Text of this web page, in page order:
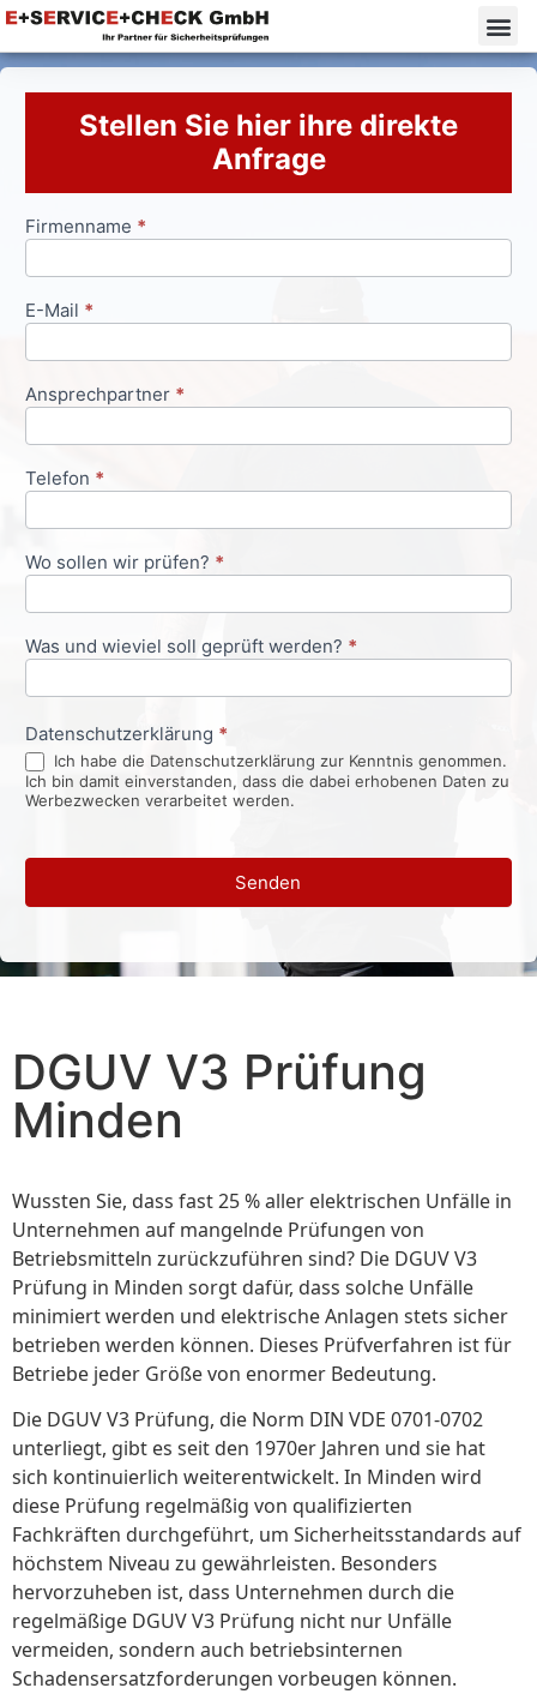
Stellen Sie hier ihre direkte
Anfrage
Anfrageformular
Firmenname *
E-Mail *
Ansprechpartner *
Telefon *
Wo sollen wir prüfen? *
Was und wieviel soll geprüft werden? *
Datenschutzerklärung *
Ich habe die Datenschutzerklärung zur Kenntnis genommen.
Ich bin damit einverstanden, dass die dabei erhobenen Daten zu
Werbezwecken verarbeitet werden.
Senden
DGUV V3 Prüfung
Minden
Wussten Sie, dass fast 25 % aller elektrischen Unfälle in
Unternehmen auf mangelnde Prüfungen von
Betriebsmitteln zurückzuführen sind? Die DGUV V3
Prüfung in Minden sorgt dafür, dass solche Unfälle
minimiert werden und elektrische Anlagen stets sicher
betrieben werden können. Dieses Prüfverfahren ist für
Betriebe jeder Größe von enormer Bedeutung.
Die DGUV V3 Prüfung, die Norm DIN VDE 0701-0702
unterliegt, gibt es seit den 1970er Jahren und sie hat
sich kontinuierlich weiterentwickelt. In Minden wird
diese Prüfung regelmäßig von qualifizierten
Fachkräften durchgeführt, um Sicherheitsstandards auf
höchstem Niveau zu gewährleisten. Besonders
hervorzuheben ist, dass Unternehmen durch die
regelmäßige DGUV V3 Prüfung nicht nur Unfälle
vermeiden, sondern auch betriebsinternen
Schadensersatzforderungen vorbeugen können.